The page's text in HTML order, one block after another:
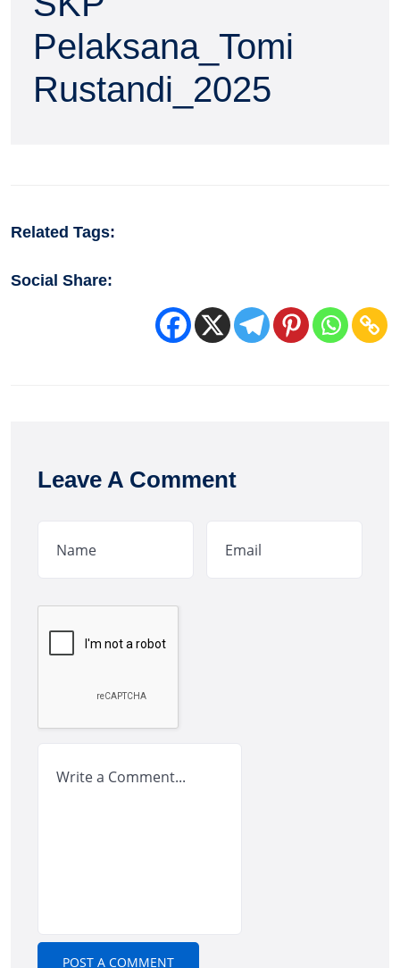
Pelaksana_Tomi
Rustandi_2025
Related Tags:
Social Share:
Leave A Comment